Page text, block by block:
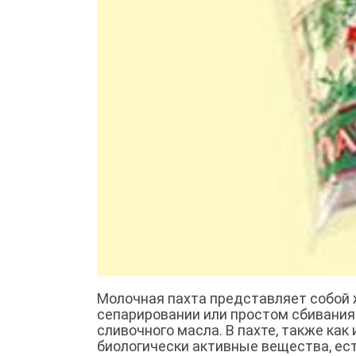
Молочная пахта представляет
сепарировании или простом
сливочного масла. В пахте, также
биологически активные вещества,